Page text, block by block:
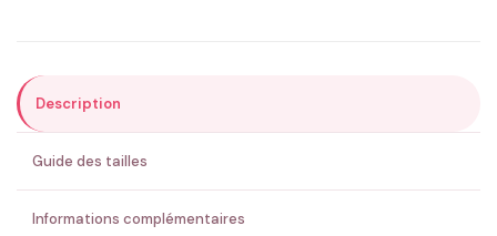
ENVOYER MA DEMANDE ✨
💚 Retour sous 24-48h🇫🇷 Flocage en France✅ Validation avant fabrication
Description
Guide des tailles
Informations complémentaires